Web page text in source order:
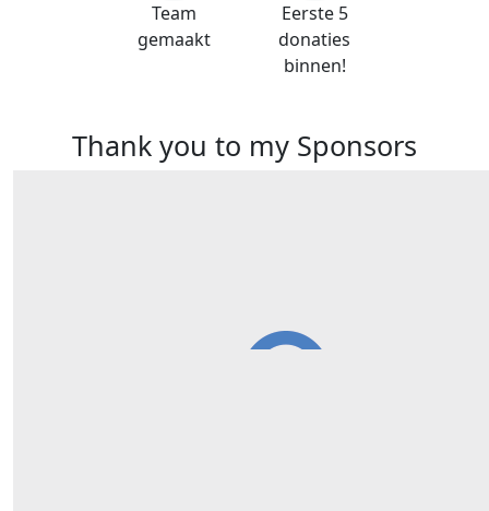
Team
gemaakt
Eerste 5
donaties
binnen!
Thank you to my Sponsors